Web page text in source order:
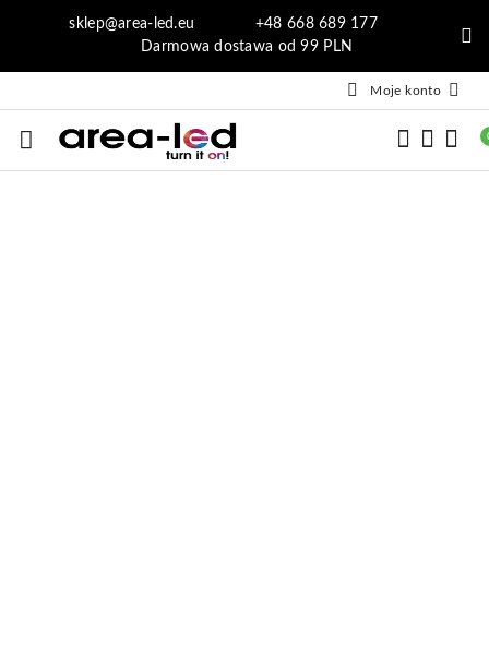
Przejdź do treści głównej
Przejdź do wyszukiwarki
Przejdź do moje konto
Przejdź do menu głównego
Przejdź do opisu produktu
Przejdź do stopki
sklep@area-led.eu +48 668 689 177
Darmowa dostawa od 99 PLN
Moje konto